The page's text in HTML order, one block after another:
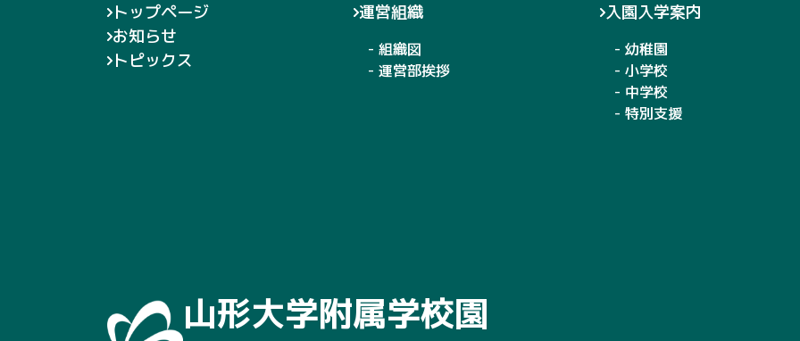
トップページ
お知らせ
トピックス
運営組織
- 組織図
- 運営部挨拶
入園入学案内
- 幼稚園
- 小学校
- 中学校
- 特別支援
山形大学附属学校園